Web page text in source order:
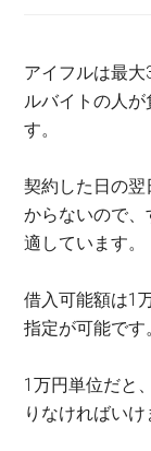
アイフルは最
ルバイトの人
す。
契約した日の
からないので
適しています。
借入可能額は1
指定が可能です
1万円単位だと
りなければいけ